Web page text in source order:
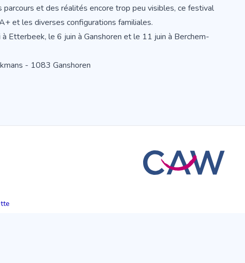
et des réalités encore trop peu visibles, ce festival
et les diverses configurations familiales.
Etterbeek, le 6 juin à Ganshoren et le 11 juin à Berchem-
- 1083 Ganshoren